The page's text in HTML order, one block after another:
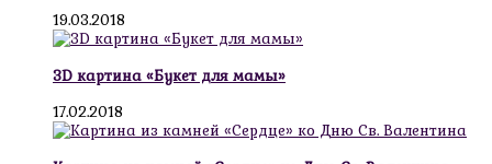
19.03.2018
3D картина «Букет для мамы»
17.02.2018